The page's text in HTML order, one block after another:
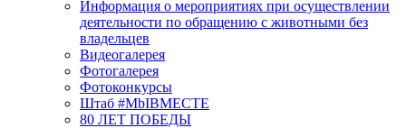
Информация о мероприятиях при осуществлении
деятельности по обращению с животными без
владельцев
Видеогалерея
Фотогалерея
Фотоконкурсы
Штаб #MbIBMECTE
80 ЛЕТ ПОБЕДЫ